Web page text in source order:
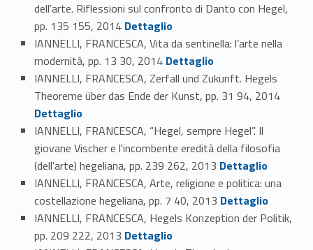
dell’arte. Riflessioni sul confronto di Danto con Hegel,
pp. 135 155, 2014 Link identifier #identifier_person_88868-152
Dettaglio
IANNELLI, FRANCESCA, Vita da sentinella: l’arte nella
modernità, pp. 13 30, 2014 Link identifier #identifier_person_18405-153
Dettaglio
IANNELLI, FRANCESCA, Zerfall und Zukunft. Hegels
Theoreme über das Ende der Kunst, pp. 31 94, 2014
Dettaglio
IANNELLI, FRANCESCA, “Hegel, sempre Hegel”. Il
giovane Vischer e l'incombente eredità della filosofia
(dell'arte) hegeliana, pp. 239 262, 2013 Link identifier #identifier_person_162524-155
Dettaglio
IANNELLI, FRANCESCA, Arte, religione e politica: una
costellazione hegeliana, pp. 7 40, 2013 Link identifier #identifier_person_26329-156
Dettaglio
IANNELLI, FRANCESCA, Hegels Konzeption der Politik,
pp. 209 222, 2013 Link identifier #identifier_person_7739-157
Dettaglio